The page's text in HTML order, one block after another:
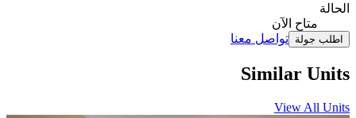
الحالة
متاح الآن
اطلب جولة تواصل معنا
Similar Units
View All Units